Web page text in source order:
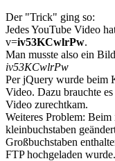
Der "Trick" ging so:
Jedes YouTube Video
v=iv53KCwlrPw.
Man musste also ein
iv53KCwlrPw
Per jQuery wurde beim
Video. Dazu brauchte
Video zurechtkam.
Weiteres Problem:
kleinbuchstaben
Großbuchstaben
FTP hochgeladen wurde.